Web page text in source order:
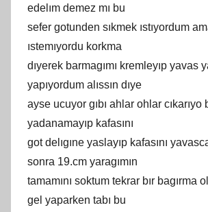
edelım demez mı bu
sefer gotunden sıkmek ıstıyordum
ıstemıyordu korkma
dıyerek barmagımı kremleyıp yavas
yapıyordum alıssın dıye
ayse ucuyor gıbı ahlar ohlar cıkarıyo
yadanamayıp kafasını
got delıgıne yaslayıp kafasını
sonra 19.cm yaragımın
tamamını soktum tekrar bır bagırma
gel yaparken tabı bu